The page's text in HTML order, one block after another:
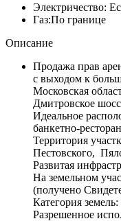
Электричество:
Газ:По границе
Описание
Продажа прав
с выходом к
Московская
Дмитровское
Идеальное
банкетно-
Территория
Пестовского,
Развитая
На земельном
(получено
Категория
Разрешенное